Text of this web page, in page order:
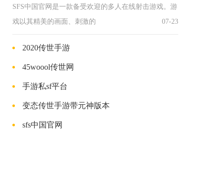
SFS中国官网是一款备受欢迎的多人在线射击游戏。游
戏以其精美的画面、刺激的
07-23
2020传世手游
45woool传世网
手游私sf平台
变态传世手游带元神版本
sfs中国官网